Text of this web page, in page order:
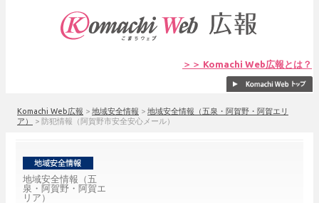
＞＞ Komachi Web広報とは？
Komachi Web広報 > 地域安全情報 > 地域安全情報（五泉・阿賀野・阿賀エリ
ア）
> 防犯情報（阿賀野市安全安心メール）
地域安全情報（五
泉・阿賀野・阿賀エ
リア）